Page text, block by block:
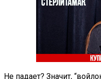
Не падает? Значит,